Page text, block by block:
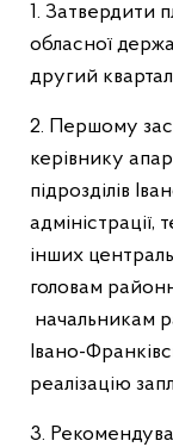
1. Затвердити
обласної
другий
2. Першому
керівнику
підрозділів
адміністрації,
інших
головам
начальникам
Івано-
реалізацію
3.